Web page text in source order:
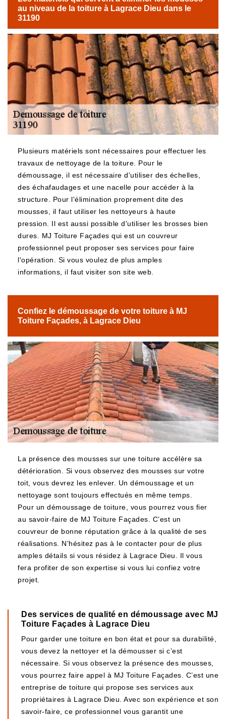
au niveau de la toiture à Lagrace Dieu dans le
31190
Plusieurs matériels sont nécessaires pour effectuer les
travaux de nettoyage de la toiture. Pour le
démoussage, il est nécessaire d'utiliser des échelles,
des échafaudages et une nacelle pour accéder à la
structure. Pour l'élimination proprement dite des
mousses, il faut utiliser les nettoyeurs à haute
pression. Il est aussi possible d'utiliser les brosses bien
dures. MJ Toiture Façades qui est un couvreur
professionnel peut proposer ses services pour faire
l'opération. Si vous voulez de plus amples
informations, il faut visiter son site web.
Confiez le démoussage de votre toiture à MJ
Toiture Façades, à Lagrace Dieu
La présence des mousses sur une toiture accélère sa
détérioration. Si vous observez des mousses sur votre
toit, vous devrez les enlever. Un démoussage et un
nettoyage sont toujours effectués en même temps.
Pour un démoussage de toiture, vous pourrez vous fier
au savoir-faire de MJ Toiture Façades. C’est un
couvreur de bonne réputation grâce à la qualité de ses
réalisations. N’hésitez pas à le contacter pour de plus
amples détails si vous résidez à Lagrace Dieu. Il vous
fera profiter de son expertise si vous lui confiez votre
projet.
Des services de qualité en démoussage avec MJ
Toiture Façades à Lagrace Dieu
Pour garder une toiture en bon état et pour sa durabilité,
vous devez la nettoyer et la démousser si c’est
nécessaire. Si vous observez la présence des mousses,
vous pourrez faire appel à MJ Toiture Façades. C’est une
entreprise de toiture qui propose ses services aux
propriétaires à Lagrace Dieu. Avec son expérience et son
savoir-faire, ce professionnel vous garantit une